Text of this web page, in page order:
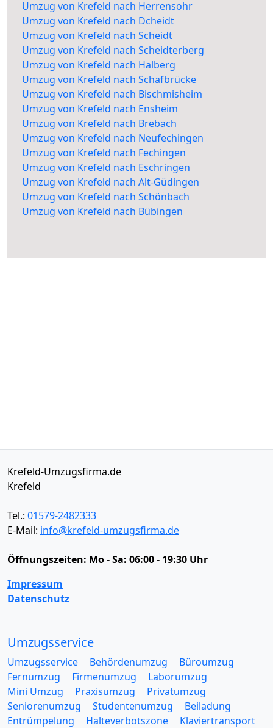
Umzug von Krefeld nach Herrensohr
Umzug von Krefeld nach Dcheidt
Umzug von Krefeld nach Scheidt
Umzug von Krefeld nach Scheidterberg
Umzug von Krefeld nach Halberg
Umzug von Krefeld nach Schafbrücke
Umzug von Krefeld nach Bischmisheim
Umzug von Krefeld nach Ensheim
Umzug von Krefeld nach Brebach
Umzug von Krefeld nach Neufechingen
Umzug von Krefeld nach Fechingen
Umzug von Krefeld nach Eschringen
Umzug von Krefeld nach Alt-Güdingen
Umzug von Krefeld nach Schönbach
Umzug von Krefeld nach Bübingen
Krefeld-Umzugsfirma.de
Krefeld
Tel.: 01579-2482333
E-Mail: info@krefeld-umzugsfirma.de
Öffnungszeiten: Mo - Sa: 06:00 - 19:30 Uhr
Impressum
Datenschutz
Umzugsservice
Umzugsservice Behördenumzug
Büroumzug
Fernumzug
Firmenumzug
Laborumzug
Mini Umzug
Praxisumzug
Privatumzug
Seniorenumzug
Studentenumzug
Beiladung
Entrümpelung
Halteverbotszone
Klaviertransport